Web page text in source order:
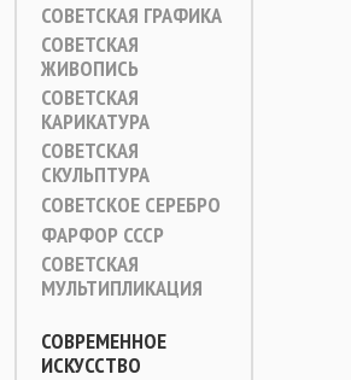
СОВЕТСКАЯ ГРАФИКА
СОВЕТСКАЯ
ЖИВОПИСЬ
СОВЕТСКАЯ
КАРИКАТУРА
СОВЕТСКАЯ
СКУЛЬПТУРА
СОВЕТСКОЕ СЕРЕБРО
ФАРФОР СССР
СОВЕТСКАЯ
МУЛЬТИПЛИКАЦИЯ
СОВРЕМЕННОЕ
ИСКУССТВО